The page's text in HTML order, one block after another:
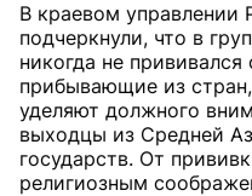
В краевом управлении
подчеркнули, что в
никогда не
прибывающие из
уделяют должного
выходцы из Средней
государств. От
религиозным